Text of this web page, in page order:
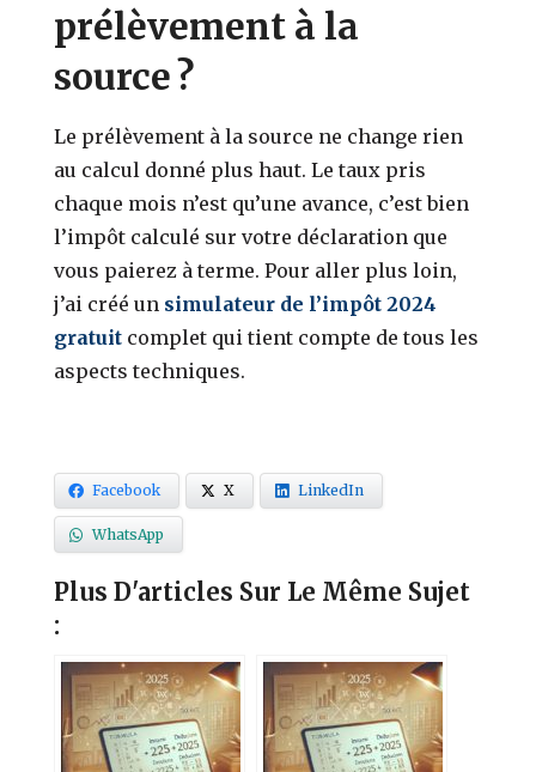
prélèvement à la
source ?
Le prélèvement à la source ne change rien
au calcul donné plus haut. Le taux pris
chaque mois n’est qu’une avance, c’est bien
l’impôt calculé sur votre déclaration que
vous paierez à terme.Pour aller plus loin,
j’ai créé un simulateur de l’impôt 2024
gratuit complet qui tient compte de tous les
aspects techniques.
Facebook X LinkedIn
WhatsApp
Plus D'articles Sur Le Même Sujet
: